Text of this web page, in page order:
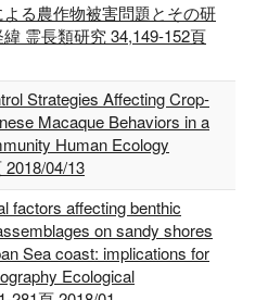
る農作物被害問題とその研
霊長類研究 34,149-152頁
Strategies Affecting Crop-
Macaque Behaviors in a
Human Ecology
2018/04/13
factors affecting benthic
on sandy shores
Sea coast: implications for
Ecological